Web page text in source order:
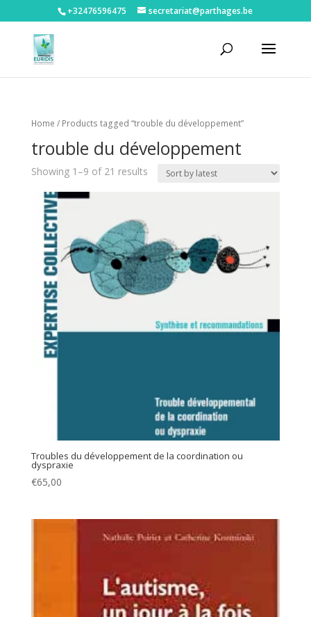
+32476596475‬ secretariat@parthages.be
Home / Products tagged “trouble du développement”
trouble du développement
Showing 1–9 of 21 results
Troubles du développement de la coordination ou
dyspraxie
€65,00